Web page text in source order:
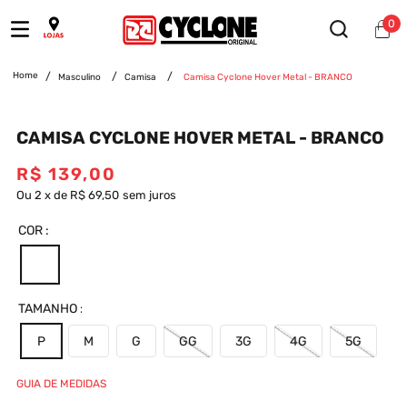
0
Masculino Camisa Camisa Cyclone Hover Metal - BRANCO
CAMISA CYCLONE HOVER METAL - BRANCO
R$ 139,00
Ou 2 x de R$ 69,50 sem juros
COR
TAMANHO
P M G GG 3G 4G 5G
GUIA DE MEDIDAS